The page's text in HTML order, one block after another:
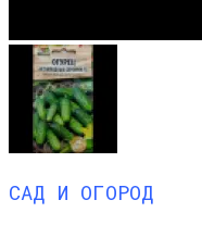
САД И ОГОРОД